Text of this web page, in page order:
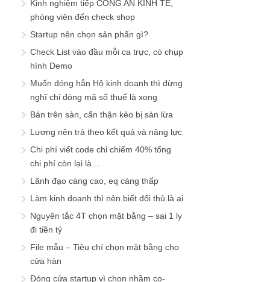
Kinh nghiệm tiếp CÔNG AN KINH TẾ,
phóng viên đến check shop
Startup nên chọn sản phẩn gì?
Check List vào đầu mỗi ca trực, có chụp
hình Demo
Muốn đóng hẳn Hộ kinh doanh thì đừng
nghĩ chỉ đóng mã số thuế là xong
Bán trên sàn, cẩn thận kẻo bị sàn lừa
Lương nên trả theo kết quả và năng lực
Chi phí viết code chỉ chiếm 40% tổng
chi phí còn lại là…
Lãnh đạo càng cao, eq càng thấp
Làm kinh doanh thì nên biết đối thủ là ai
Nguyên tắc 4T chọn mặt bằng – sai 1 ly
đi tiền tỷ
File mẫu – Tiêu chí chọn mặt bằng cho
cửa hàn
Đóng cửa startup vì chọn nhầm co-